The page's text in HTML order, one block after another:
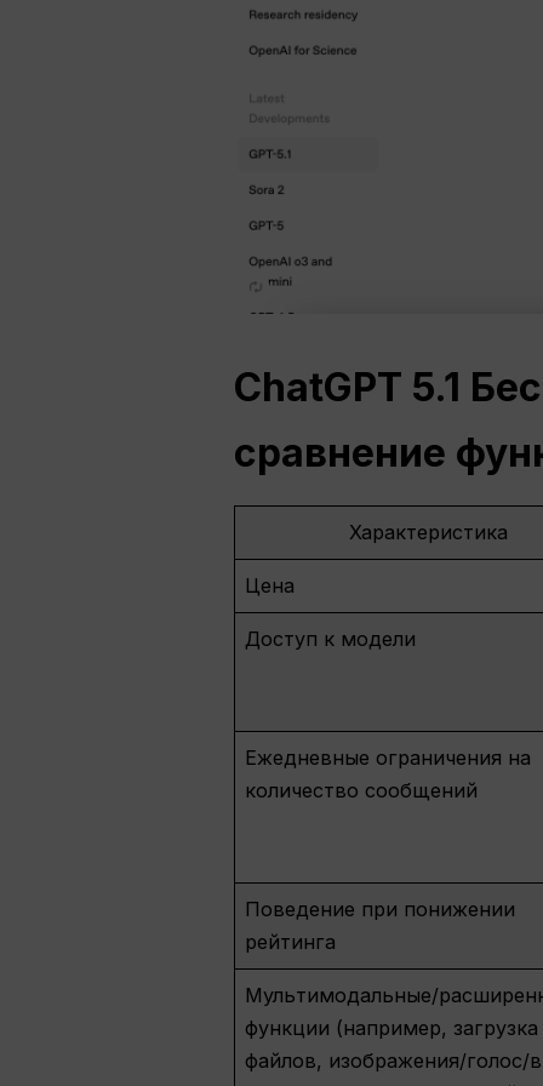
ChatGPT 5.1
сравнение
Характеристика
Цена
Доступ к модели
Ежедневные ограничения на
количество сообщений
Поведение при понижении
рейтинга
Мультимодальные/
функции (например, загрузка
файлов, изображения/голос/